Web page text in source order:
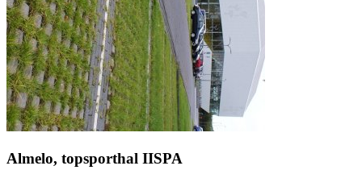
Almelo, topsporthal IISPA